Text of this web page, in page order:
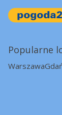
Popularne
Warszawa